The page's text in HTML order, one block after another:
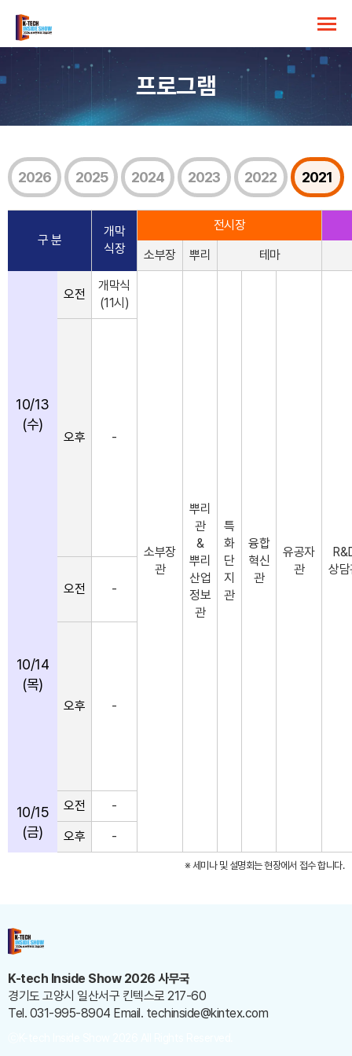
프로그램
2026 2025 2024 2023 2022 2021
구 분
개막
식장
전시장
소부장
뿌리 테마
10/13
(수)
오전
개막식
(11시)
소부장
관
뿌리
관
&
뿌리
산업
정보
관
특
화
단
지
관
융합
혁신
관
유공자
관
상
오후 -
10/14
(목)
오전 -
오후 -
10/15
(금)
오전 -
오후 -
※ 세미나 및 설명회는 현장에서 접수 합니다.
K-tech Inside Show 2026 사무국
경기도 고양시 일산서구 킨텍스로 217-60
Tel. 031-995-8904 Email. techinside@kintex.com